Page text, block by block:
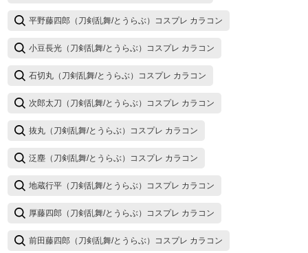
平野藤四郎（刀剣乱舞/とうらぶ）コスプレ カラコン
小豆長光（刀剣乱舞/とうらぶ）コスプレ カラコン
石切丸（刀剣乱舞/とうらぶ）コスプレ カラコン
次郎太刀（刀剣乱舞/とうらぶ）コスプレ カラコン
抜丸（刀剣乱舞/とうらぶ）コスプレ カラコン
泛塵（刀剣乱舞/とうらぶ）コスプレ カラコン
地蔵行平（刀剣乱舞/とうらぶ）コスプレ カラコン
厚藤四郎（刀剣乱舞/とうらぶ）コスプレ カラコン
前田藤四郎（刀剣乱舞/とうらぶ）コスプレ カラコン